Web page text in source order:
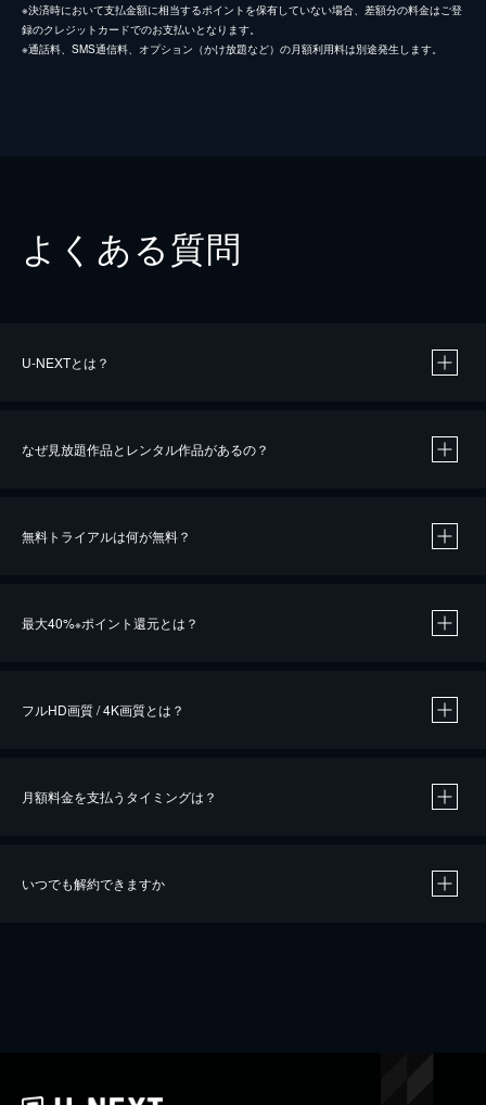
※決済時において支払金額に相当するポイントを保有していない場合、差額分の料金はご登
録のクレジットカードでのお支払いとなります。
※通話料、SMS通信料、オプション（かけ放題など）の月額利用料は別途発生します。
よくある質問
U-NEXTとは？
なぜ見放題作品とレンタル作品があるの？
無料トライアルは何が無料？
最大40%※ポイント還元とは？
※40％ポイント還元の対象は、クレジットカード決済による作品の購入 / レンタルです。
iOSアプリのUコイン決済による作品の購入 / レンタルは、20％のポイント還元です。
フルHD画質 / 4K画質とは？
月額料金を支払うタイミングは？
いつでも解約できますか